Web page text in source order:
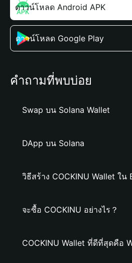
ดาวน์โหลด Android APK
ดาวน์โหลด Google Play
คำถามที่พบบ่อย
Swap บน Solana Wallet
DApp บน Solana
วิธีสร้าง COCKINU Wallet ใน
จะซื้อ COCKINU อย่างไร？
COCKINU Wallet ที่ดีที่สุดคือ